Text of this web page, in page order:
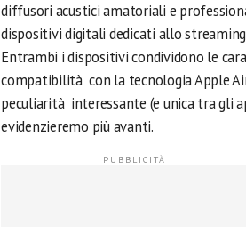
diffusori acustici amatoriali e
dispositivi digitali dedicati allo streaming
Entrambi i dispositivi condividono le
compatibilità con la tecnologia Apple
peculiarità interessante (e unica tra gli
evidenzieremo più avanti.